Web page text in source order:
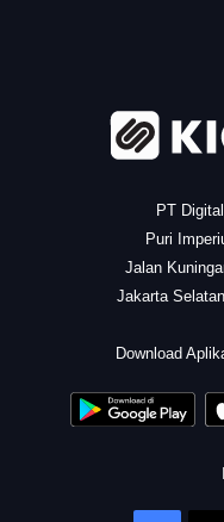
PT
Puri
Jalan
Jakarta
Download